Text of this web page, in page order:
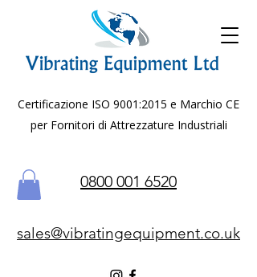
Certificazione ISO 9001:2015 e Marchio CE
per Fornitori di Attrezzature Industriali
0800 001 6520
sales@vibratingequipment.co.uk